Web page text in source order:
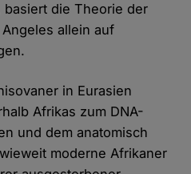
die Theorie der
allein auf
in Eurasien
Afrikas zum DNA-
und dem anatomisch
moderne Afrikaner